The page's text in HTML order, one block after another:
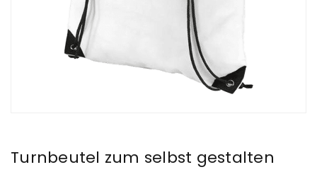
Turnbeutel zum selbst gestalten